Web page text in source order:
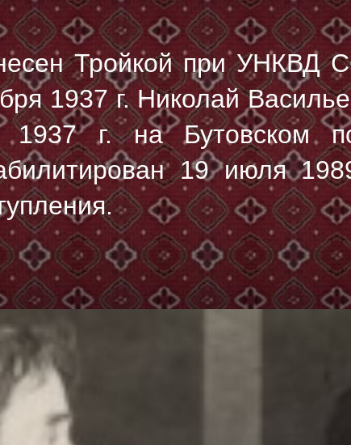
Тройкой при УНКВД
1937 г. Николай
1937 г.на Бутовском
19 июля